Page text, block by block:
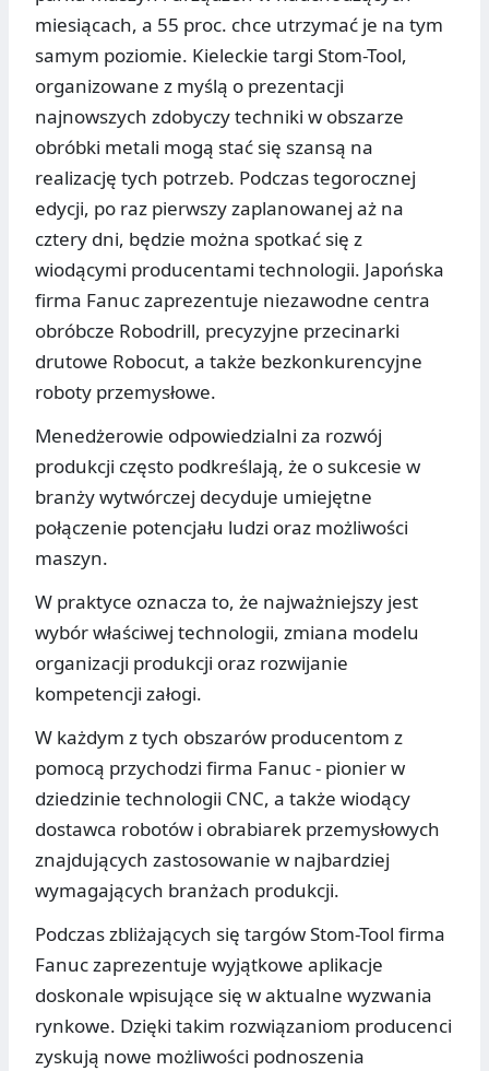
miesiącach, a 55 proc. chce utrzymać je na tym
samym poziomie. Kieleckie targi Stom-Tool,
organizowane z myślą o prezentacji
najnowszych zdobyczy techniki w obszarze
obróbki metali mogą stać się szansą na
realizację tych potrzeb. Podczas tegorocznej
edycji, po raz pierwszy zaplanowanej aż na
cztery dni, będzie można spotkać się z
wiodącymi producentami technologii. Japońska
firma Fanuc zaprezentuje niezawodne centra
obróbcze Robodrill, precyzyjne przecinarki
drutowe Robocut, a także bezkonkurencyjne
roboty przemysłowe.
Menedżerowie odpowiedzialni za rozwój
produkcji często podkreślają, że o sukcesie w
branży wytwórczej decyduje umiejętne
połączenie potencjału ludzi oraz możliwości
maszyn.
W praktyce oznacza to, że najważniejszy jest
wybór właściwej technologii, zmiana modelu
organizacji produkcji oraz rozwijanie
kompetencji załogi.
W każdym z tych obszarów producentom z
pomocą przychodzi firma Fanuc - pionier w
dziedzinie technologii CNC, a także wiodący
dostawca robotów i obrabiarek przemysłowych
znajdujących zastosowanie w najbardziej
wymagających branżach produkcji.
Podczas zbliżających się targów Stom-Tool firma
Fanuc zaprezentuje wyjątkowe aplikacje
doskonale wpisujące się w aktualne wyzwania
rynkowe. Dzięki takim rozwiązaniom producenci
zyskują nowe możliwości podnoszenia